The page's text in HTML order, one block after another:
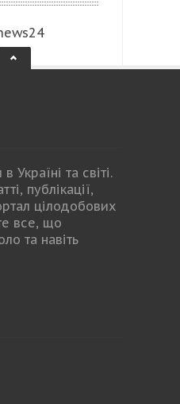
Україні та світі.
публікації,
цілодобових
все, що
та навіть